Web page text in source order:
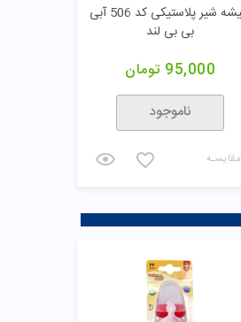
شیشه شیر پلاستیکی کد 506 آبی
بی بی لند
95,000 تومان
ناموجود
مقایسـه